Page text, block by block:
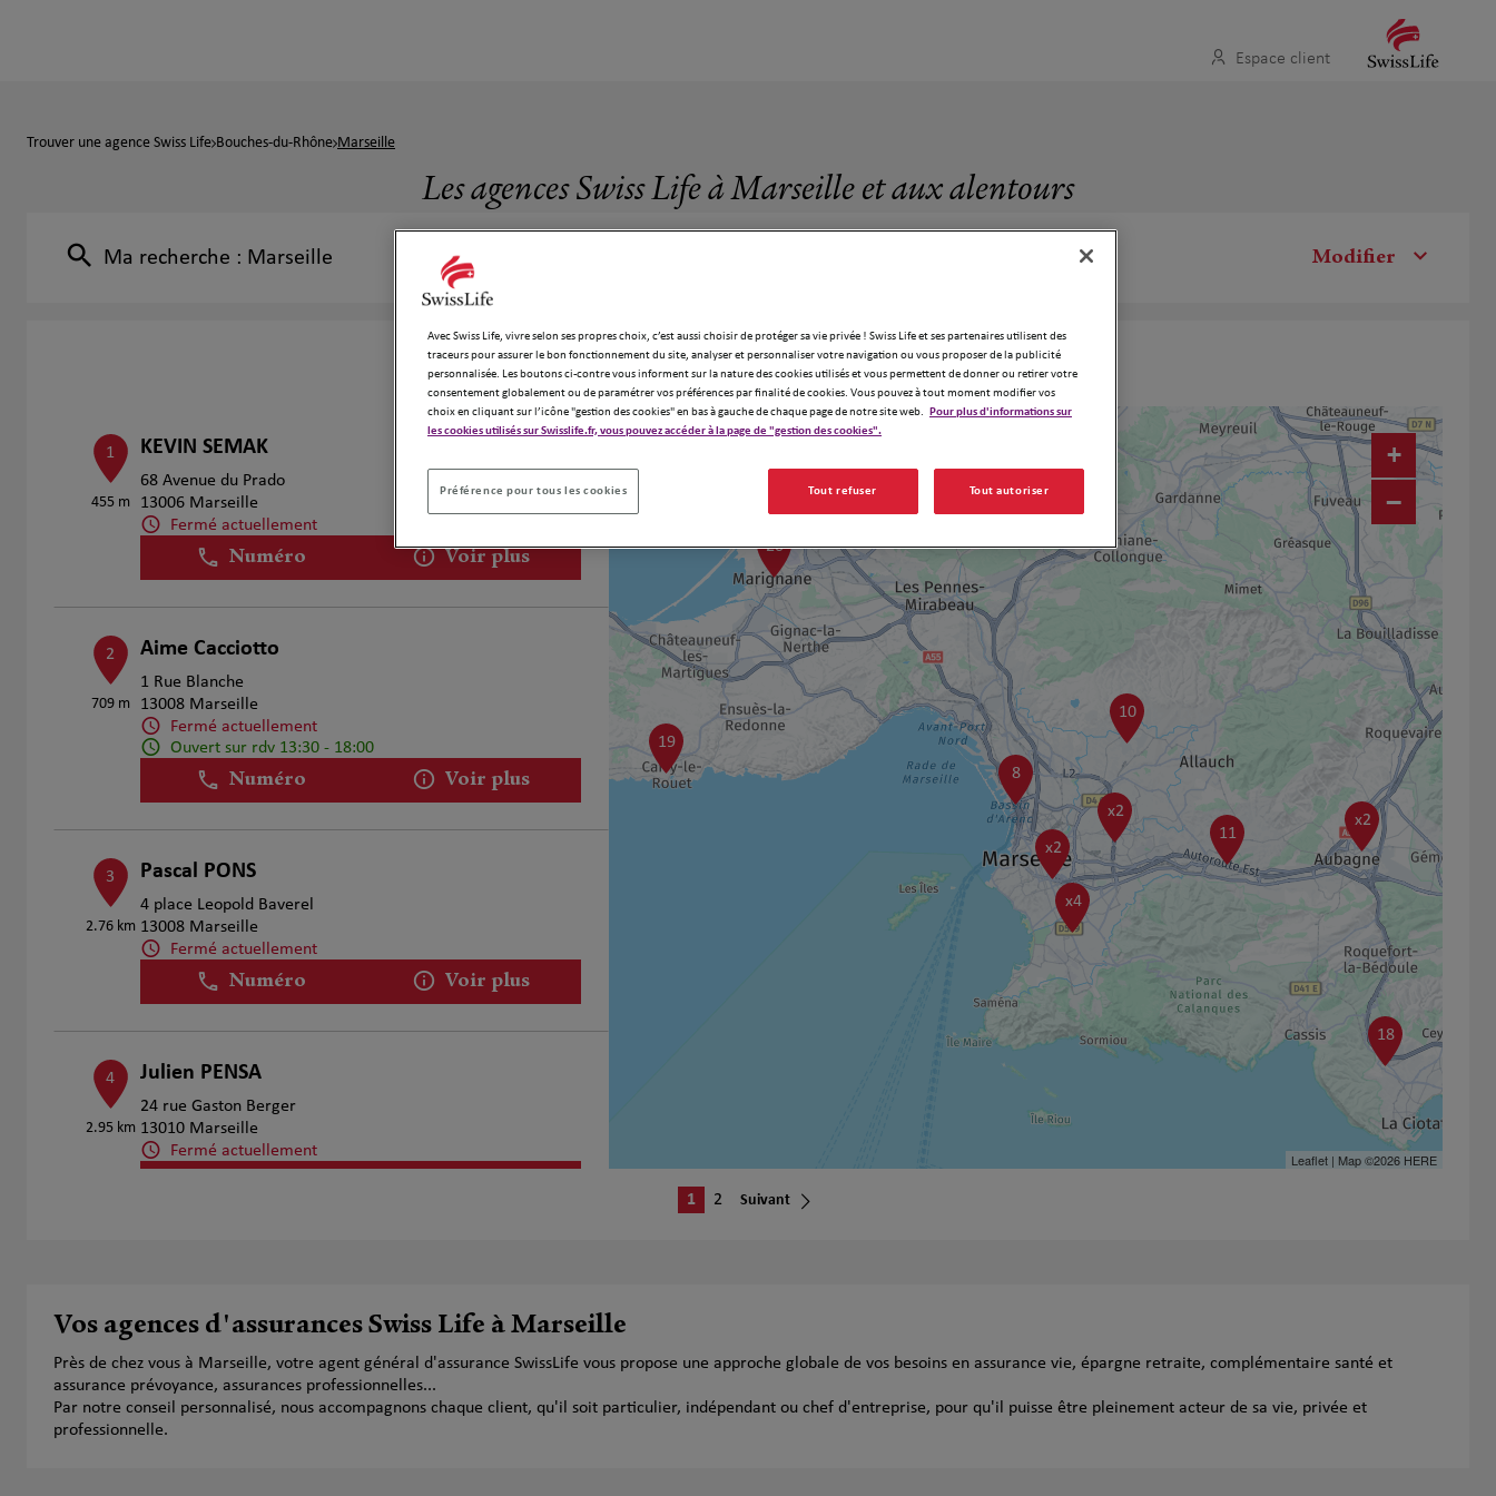
Espace client
Trouver une agence Swiss Life Bouches-du-Rhône Marseille
Les agences Swiss Life à Marseille et aux alentours
Ma recherche : Marseille Modifier
31 agences Swiss Life à Marseille
1
455 m
KEVIN SEMAK
68 Avenue du Prado
13006 Marseille
Fermé actuellement
Numéro Voir plus
2
709 m
Aime Cacciotto
1 Rue Blanche
13008 Marseille
Fermé actuellement
Ouvert sur rdv 13:30 - 18:00
Numéro Voir plus
3
2.76 km
Pascal PONS
4 place Leopold Baverel
13008 Marseille
Fermé actuellement
Numéro Voir plus
4
2.95 km
Julien PENSA
24 rue Gaston Berger
13010 Marseille
Fermé actuellement
3.08 km 13008 MARSEILLE
Fermé actuellement
Numéro
18
20
19
11
x2
10
8
x2
x4
x2
+
−
Leaflet| Map ©2026 HERE
1 2 Suivant
Vos agences d'assurances Swiss Life à Marseille
Près de chez vous à Marseille, votre agent général d'assurance SwissLife vous propose une approche globale de vos besoins en assurance vie, épargne retraite, complémentaire santé et
assurance prévoyance, assurances professionnelles...
Par notre conseil personnalisé, nous accompagnons chaque client, qu'il soit particulier, indépendant ou chef d'entreprise, pour qu'il puisse être pleinement acteur de sa vie, privée et
professionnelle.
Avec Swiss Life, vivre selon ses propres choix, c’est aussi choisir de protéger sa vie privée ! Swiss Life et ses partenaires utilisent des
traceurs pour assurer le bon fonctionnement du site, analyser et personnaliser votre navigation ou vous proposer de la publicité
personnalisée. Les boutons ci-contre vous informent sur la nature des cookies utilisés et vous permettent de donner ou retirer votre
consentement globalement ou de paramétrer vos préférences par finalité de cookies. Vous pouvez à tout moment modifier vos
choix en cliquant sur l’icône "gestion des cookies" en bas à gauche de chaque page de notre site web. Pour plus d'informations sur
les cookies utilisés sur Swisslife.fr, vous pouvez accéder à la page de "gestion des cookies".
Préférence pour tous les cookies Tout refuser Tout autoriser